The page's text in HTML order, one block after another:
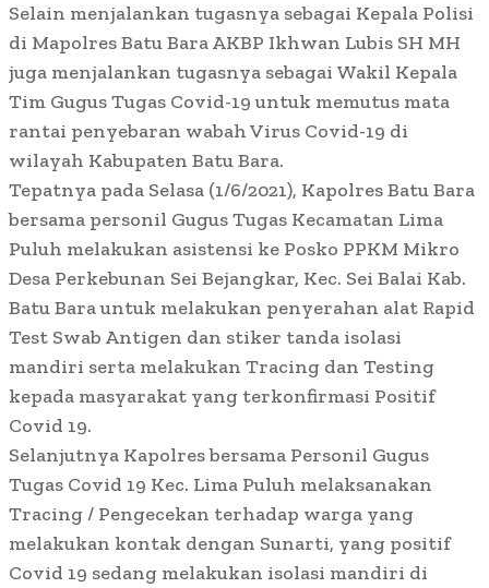
Selain menjalankan tugasnya sebagai Kepala Polisi
di Mapolres Batu Bara AKBP Ikhwan Lubis SH MH
juga menjalankan tugasnya sebagai Wakil Kepala
Tim Gugus Tugas Covid-19 untuk memutus mata
rantai penyebaran wabah Virus Covid-19 di
wilayah Kabupaten Batu Bara.
Tepatnya pada Selasa (1/6/2021), Kapolres Batu Bara
bersama personil Gugus Tugas Kecamatan Lima
Puluh melakukan asistensi ke Posko PPKM Mikro
Desa Perkebunan Sei Bejangkar, Kec. Sei Balai Kab.
Batu Bara untuk melakukan penyerahan alat Rapid
Test Swab Antigen dan stiker tanda isolasi
mandiri serta melakukan Tracing dan Testing
kepada masyarakat yang terkonfirmasi Positif
Covid 19.
Selanjutnya Kapolres bersama Personil Gugus
Tugas Covid 19 Kec. Lima Puluh melaksanakan
Tracing / Pengecekan terhadap warga yang
melakukan kontak dengan Sunarti, yang positif
Covid 19 sedang melakukan isolasi mandiri di